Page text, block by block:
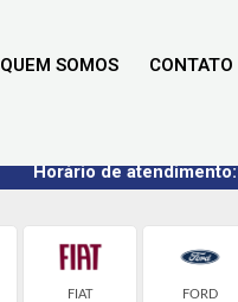
QUEM SOMOS CONTATO
Horário de atendimento:
FIAT FORD